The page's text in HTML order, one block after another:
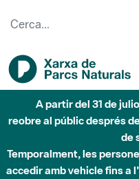
A partir del 31 de
reobre al públic després
de
Temporalment, les
accedir amb vehicle fins a